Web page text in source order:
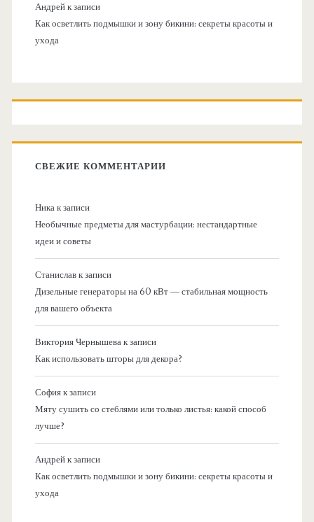
Андрейк записи
Как осветлить подмышки и зону бикини: секреты красоты и
ухода
СВЕЖИЕ КОММЕНТАРИИ
Никак записи
Необычные предметы для мастурбации: нестандартные
идеи и советы
Станиславк записи
Дизельные генераторы на 60 кВт — стабильная мощность
для вашего объекта
Виктория Чернышевак записи
Как использовать шторы для декора?
Софияк записи
Мяту сушить со стеблями или только листья: какой способ
лучше?
Андрейк записи
Как осветлить подмышки и зону бикини: секреты красоты и
ухода